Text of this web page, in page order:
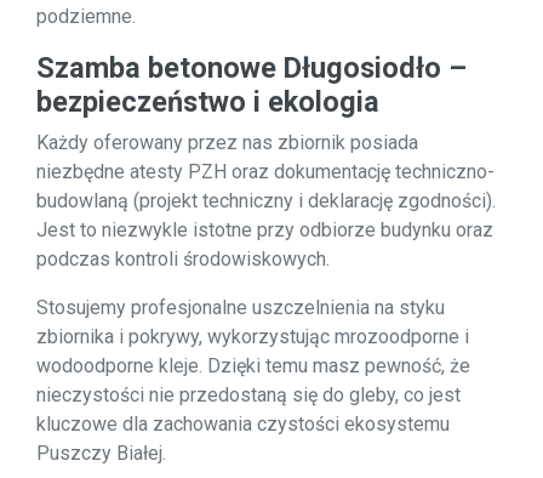
podziemne.
Szamba betonowe Długosiodło –
bezpieczeństwo i ekologia
Każdy oferowany przez nas zbiornik posiada
niezbędne atesty PZH oraz dokumentację techniczno-
budowlaną (projekt techniczny i deklarację zgodności).
Jest to niezwykle istotne przy odbiorze budynku oraz
podczas kontroli środowiskowych.
Stosujemy profesjonalne uszczelnienia na styku
zbiornika i pokrywy, wykorzystując mrozoodporne i
wodoodporne kleje. Dzięki temu masz pewność, że
nieczystości nie przedostaną się do gleby, co jest
kluczowe dla zachowania czystości ekosystemu
Puszczy Białej.